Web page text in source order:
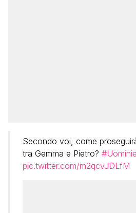
Secondo voi, come
tra Gemma e Pietro?
pic.twitter.com/m2qcvJDLfM